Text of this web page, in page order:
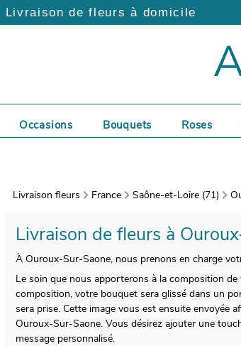
Livraison de fleurs à domicile
Occasions Bouquets Roses
Livraison fleurs France Saône-et-Loire (71)
Livraison de fleurs à
À Ouroux-Sur-Saone, nous prenons en charge
Le soin que nous apporterons à la composition
composition, votre bouquet sera glissé dans un
sera prise. Cette image vous est ensuite envoyée
Ouroux-Sur-Saone. Vous désirez ajouter une
message personnalisé.